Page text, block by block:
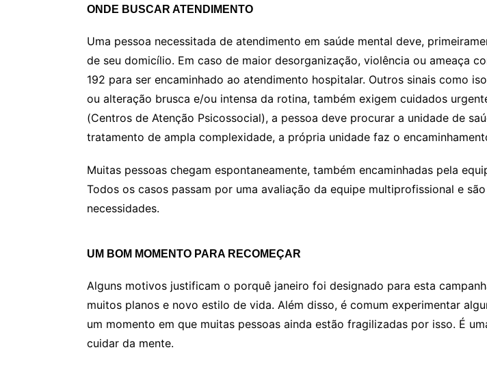
ONDE BUSCAR ATENDIMENTO
Uma pessoa necessitada de atendimento em saúde mental deve,
de seu domicílio. Em caso de maior desorganização, violência ou ameaça
192 para ser encaminhado ao atendimento hospitalar. Outros sinais como
ou alteração brusca e/ou intensa da rotina, também exigem cuidados
(Centros de Atenção Psicossocial), a pessoa deve procurar a unidade de
tratamento de ampla complexidade, a própria unidade faz o
Muitas pessoas chegam espontaneamente, também encaminhadas pela
Todos os casos passam por uma avaliação da equipe multiprofissional e
necessidades.
UM BOM MOMENTO PARA RECOMEÇAR
Alguns motivos justificam o porquê janeiro foi designado para esta
muitos planos e novo estilo de vida. Além disso, é comum experimentar
um momento em que muitas pessoas ainda estão fragilizadas por isso. É
cuidar da mente.